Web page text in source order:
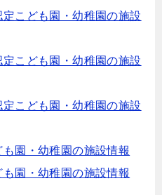
こども園・幼稚園の施設
こども園・幼稚園の施設
こども園・幼稚園の施設
園・幼稚園の施設情報
園・幼稚園の施設情報